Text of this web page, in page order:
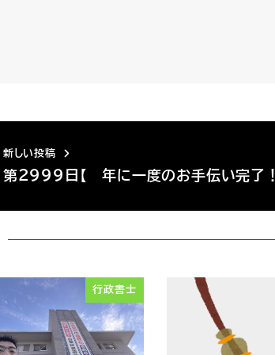
新しい投稿
第２９９９日【 年に一度のお手伝い完了
行政書士